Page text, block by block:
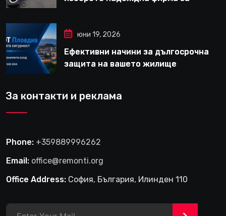
юни 19, 2026
Ефективни начини за дългосрочна
защита на вашето жилище
За контакти и реклама
Phone: +359889996262
Email: office@remonti.org
Office Address: София, България, Илинден 110